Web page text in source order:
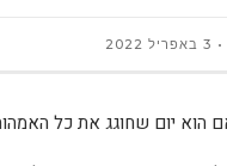
3 באפריל 2022
הוא יום שחוגג את כל